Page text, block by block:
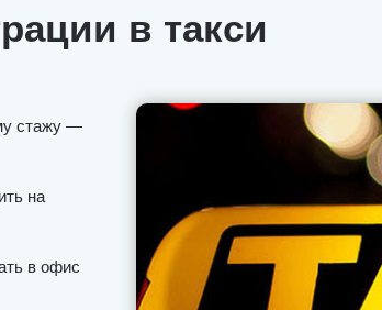
в такси
стажу —
на
в офис